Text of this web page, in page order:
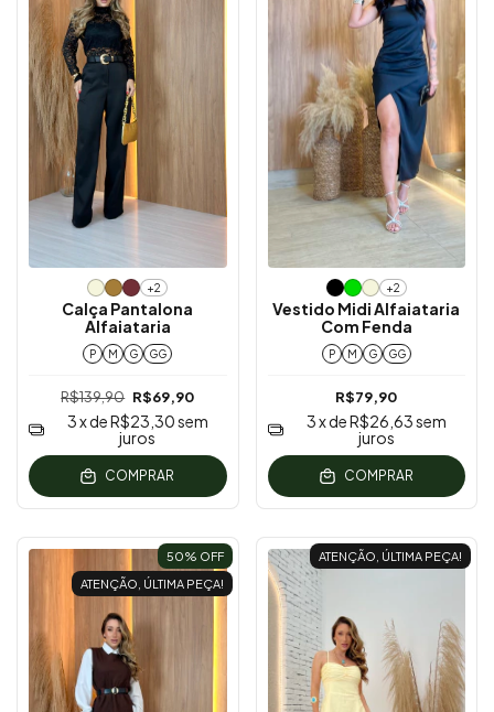
+2
Calça Pantalona
Alfaiataria
P M G GG
R$139,90 R$69,90
3x deR$23,30sem
juros
COMPRAR
+2
Vestido Midi Alfaiataria
Com Fenda
P M G GG
R$79,90
3x deR$26,63sem
juros
COMPRAR
50% OFF
ATENÇÃO, ÚLTIMA PEÇA!
ATENÇÃO, ÚLTIMA PEÇA!